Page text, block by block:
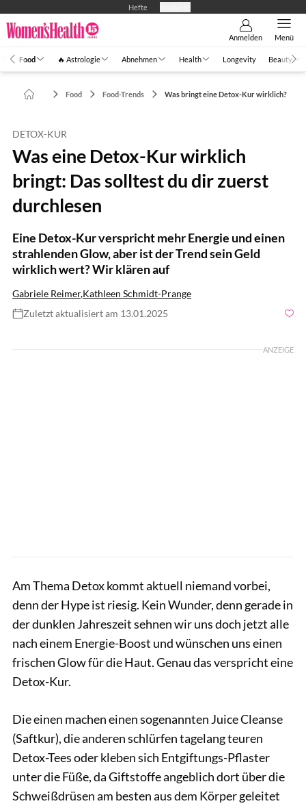
Hefte
Anmelden Menü
Food 🔥 Astrologie Abnehmen Health Longevity Beauty
Food Food-Trends Was bringt eine Detox-Kur wirklich?
DETOX-KUR
Was eine Detox-Kur wirklich
bringt: Das solltest du dir zuerst
durchlesen
Eine Detox-Kur verspricht mehr Energie und einen
strahlenden Glow, aber ist der Trend sein Geld
wirklich wert? Wir klären auf
Gabriele Reimer,Kathleen Schmidt-Prange
Zuletzt aktualisiert am 13.01.2025
ANZEIGE
Am Thema Detox kommt aktuell niemand vorbei,
denn der Hype ist riesig. Kein Wunder, denn gerade in
der dunklen Jahreszeit sehnen wir uns doch jetzt alle
nach einem Energie-Boost und wünschen uns einen
frischen Glow für die Haut. Genau das verspricht eine
Detox-Kur.
Die einen machen einen sogenannten Juice Cleanse
(Saftkur), die anderen schlürfen tagelang teuren
Detox-Tees oder kleben sich Entgiftungs-Pflaster
unter die Füße, da Giftstoffe angeblich dort über die
Schweißdrüsen am besten aus dem Körper geleitet